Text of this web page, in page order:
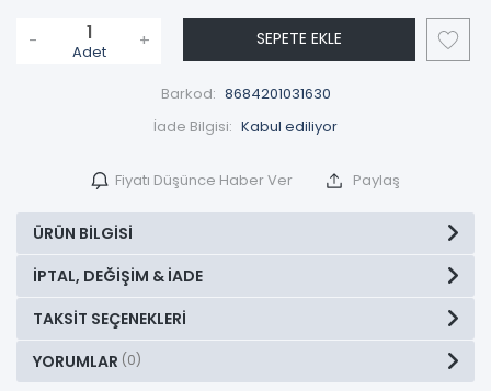
-
Adet
+ SEPETE EKLE
Barkod: 8684201031630
İade Bilgisi:
Fiyatı Düşünce Haber Ver Paylaş
ÜRÜN BILGISI
İPTAL, DEĞIŞIM & İADE
TAKSIT SEÇENEKLERI
YORUMLAR (0)